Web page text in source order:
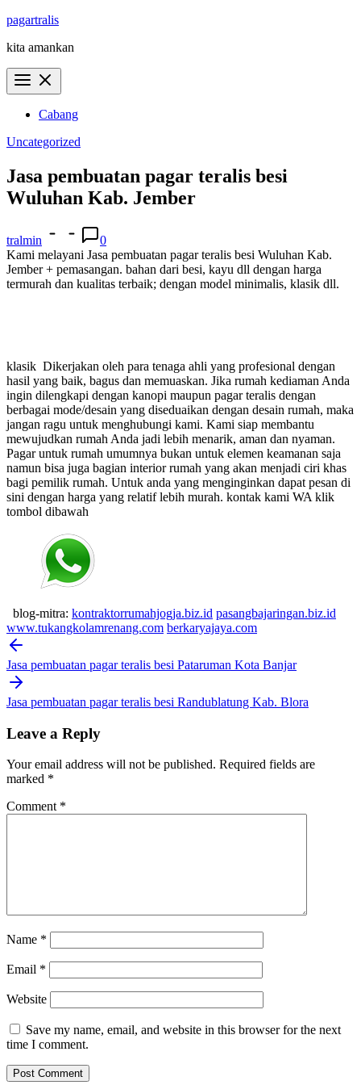
Skip
content
pagartralis
kita amankan
Cabang
Uncategorized
Jasa pembuatan pagar teralis besi
Wuluhan Kab. Jember
tralmin
0
Kami melayani Jasa pembuatan pagar teralis besi Wuluhan Kab.
Jember + pemasangan. bahan dari besi, kayu dll dengan harga
termurah dan kualitas terbaik; dengan model minimalis, klasik dll.
klasik Dikerjakan oleh para tenaga ahli yang profesional dengan
hasil yang baik, bagus dan memuaskan. Jika rumah kediaman Anda
ingin dilengkapi dengan kanopi maupun pagar teralis dengan
berbagai mode/desain yang diseduaikan dengan desain rumah, maka
jangan ragu untuk menghubungi kami. Kami siap membantu
mewujudkan rumah Anda jadi lebih menarik, aman dan nyaman.
Pagar untuk rumah umumnya bukan untuk elemen keamanan saja
namun bisa juga bagian interior rumah yang akan menjadi ciri khas
bagi pemilik rumah. Untuk anda yang menginginkan dapat pesan di
sini dengan harga yang relatif lebih murah. kontak kami WA klik
tombol dibawah
blog-mitra: kontraktorrumahjogja.biz.id pasangbajaringan.biz.id
www.tukangkolamrenang.com berkaryajaya.com
Post
navigation
Jasa pembuatan pagar teralis besi Pataruman Kota Banjar
Jasa pembuatan pagar teralis besi Randublatung Kab. Blora
Leave a Reply
Your email address will not be published. Required fields are
marked *
Comment *
Name *
Email *
Website
Save my name, email, and website in this browser for the next
time I comment.